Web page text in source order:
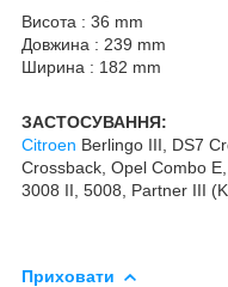
Висота : 36 mm
Довжина : 239 mm
Ширина : 182 mm
ЗАСТОСУВАННЯ:
Citroen Berlingo III, DS7
Crossback, Opel Combo
3008 II, 5008, Partner III
Приховати